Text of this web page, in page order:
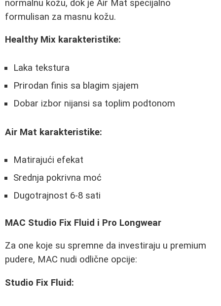
normalnu kožu, dok je Air Mat specijalno
formulisan za masnu kožu.
Healthy Mix karakteristike:
Laka tekstura
Prirodan finis sa blagim sjajem
Dobar izbor nijansi sa toplim podtonom
Air Mat karakteristike:
Matirajući efekat
Srednja pokrivna moć
Dugotrajnost 6-8 sati
MAC Studio Fix Fluid i Pro Longwear
Za one koje su spremne da investiraju u premium
pudere, MAC nudi odlične opcije:
Studio Fix Fluid: